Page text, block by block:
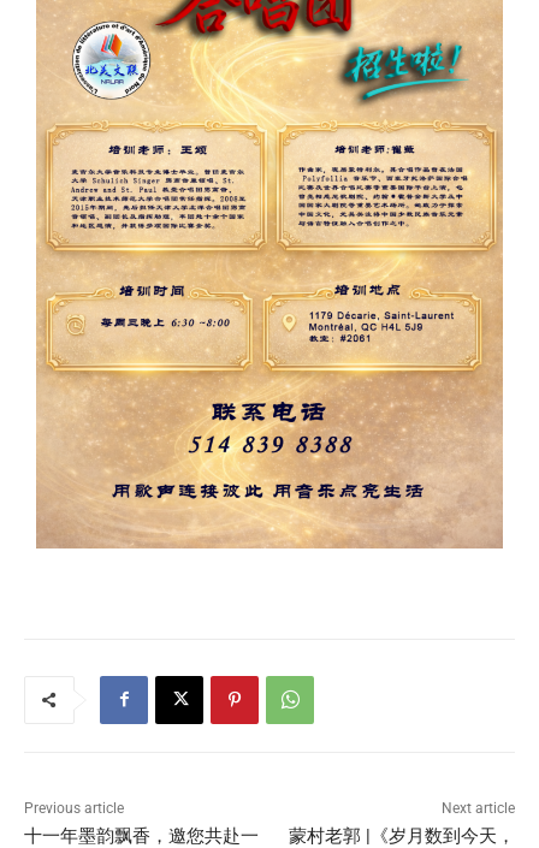
Previous article
十一年墨韵飘香，邀您共赴一
Next article
蒙村老郭 |《岁月数到今天，